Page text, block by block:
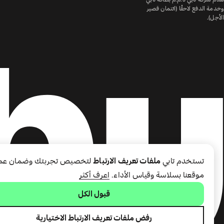
وخدمة الدفع لاحقًا (ائتمان قصير
الأجل).
تستخدم تابي ملفات تعريف الارتباطلتخصيص تجربتك وضمان
موقعنا بسلاسة وقياس الأداء. اعرف أكثر
قبول الكل
رفض ملفات تعريف الارتباط الاختيارية